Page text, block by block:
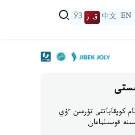
EN
中文 ق ز ЎЗ
نان استام كوپقاباتتى تۇرعىن ءۇي
قوسىلماعان